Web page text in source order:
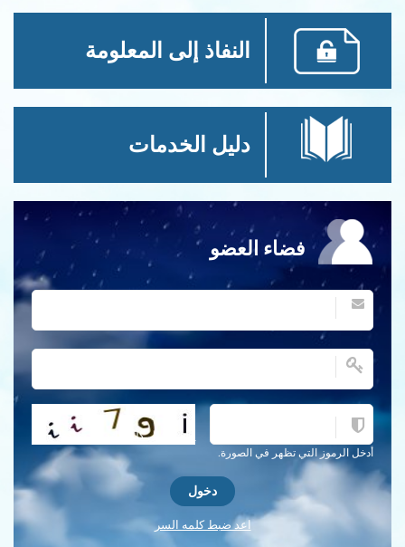
النفاذ إلى المعلومة
دليل الخدمات
فضاء العضو
أدخل الرموز التي تظهر في الصورة.
احصل على كلمة التحقق جديدة!
اعد ضبط كلمه السر